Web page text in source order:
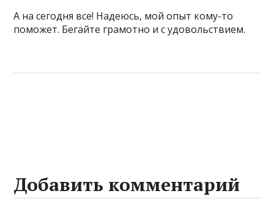
А на сегодня все! Надеюсь, мой опыт кому-то
поможет. Бегайте грамотно и с удовольствием.
Добавить комментарий